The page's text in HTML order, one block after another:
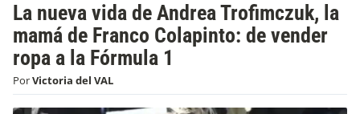
La nueva vida de Andrea Trofimczuk, la
mamá de Franco Colapinto: de vender
ropa a la Fórmula 1
PorVictoria del VAL